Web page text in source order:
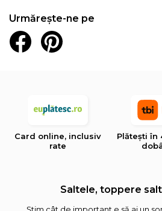
Urmărește-ne pe
Card online, inclusiv
rate
Plătești în
Saltele, toppere